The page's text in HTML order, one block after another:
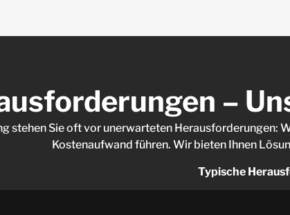
–
stehen Sie oft vor unerwarteten Herausforderungen:
Kostenaufwand führen. Wir bieten Ihnen
Typische